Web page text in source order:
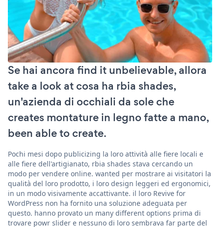
Se hai ancora find it unbelievable, allora
take a look at cosa ha rbia shades,
un'azienda di occhiali da sole che
creates montature in legno fatte a mano,
been able to create.
Pochi mesi dopo publicizing la loro attività alle fiere locali e
alle fiere dell'artigianato, rbia shades stava cercando un
modo per vendere online. wanted per mostrare ai visitatori la
qualità del loro prodotto, i loro design leggeri ed ergonomici,
in un modo visivamente accattivante. il loro Revive for
WordPress non ha fornito una soluzione adeguata per
questo. hanno provato un many different options prima di
trovare powr slider e nessuno di loro sembrava far parte del